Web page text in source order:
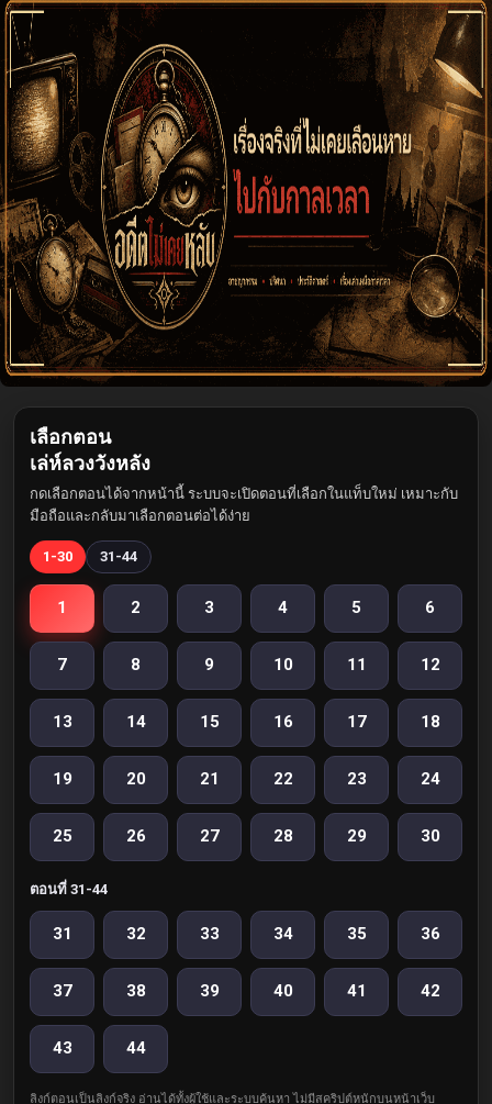
เลือกตอน
เล่ห์ลวงวังหลัง
กดเลือกตอนได้จากหน้านี้ ระบบจะเปิดตอนที่เลือกในแท็บใหม่ เหมาะกับ
มือถือและกลับมาเลือกตอนต่อได้ง่าย
1-30 31-44
1 2 3 4 5 6
7 8 9 10 11 12
13 14 15 16 17 18
19 20 21 22 23 24
25 26 27 28 29 30
ตอนที่ 31-44
31 32 33 34 35 36
37 38 39 40 41 42
43 44
ลิงก์ตอนเป็นลิงก์จริง อ่านได้ทั้งผู้ใช้และระบบค้นหา ไม่มีสคริปต์หนักบนหน้าเว็บ